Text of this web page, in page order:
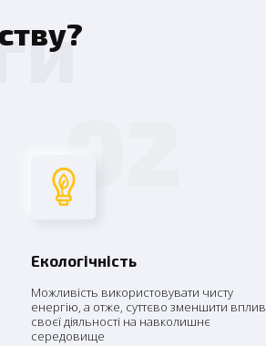
02
Екологічність
Можливість використовувати чисту
енергію, а отже, суттєво зменшити вплив
своєї діяльності на навколишнє
середовище